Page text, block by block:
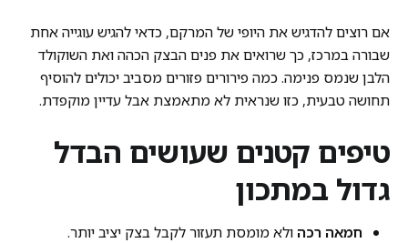
אם רוצים להדגיש את היופי של המרקם, כדאי להגיש עוגייה אחת
שבורה במרכז, כך שרואים את פנים הבצק הכהה ואת השוקולד
הלבן שנמס פנימה. כמה פירורים פזורים מסביב יכולים להוסיף
תחושה טבעית, כזו שנראית לא מתאמצת אבל עדיין מוקפדת.
טיפים קטנים שעושים הבדל
גדול במתכון
חמאה רכהולא מומסת תעזור לקבל בצק יציב יותר.